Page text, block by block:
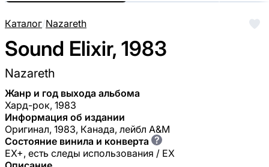
Каталог/Nazareth
Sound Elixir, 1983
Nazareth
Жанр и год выхода альбома
Хард-рок, 1983
Информация об издании
Оригинал, 1983, Канада, лейбл A&M
Состояние винила и конверта ?
EX+, есть следы использования / EX